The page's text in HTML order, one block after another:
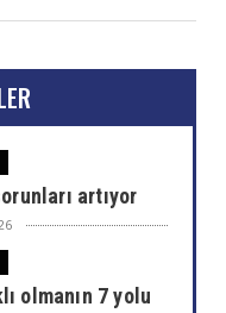
artıyor
olmanın 7 yolu